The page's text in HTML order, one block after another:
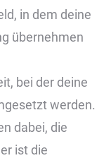
in dem deine
übernehmen
bei der deine
werden.
dabei, die
ist die